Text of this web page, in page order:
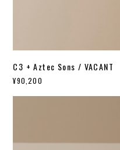
C3 + Aztec Sons / VACANT
¥90,200